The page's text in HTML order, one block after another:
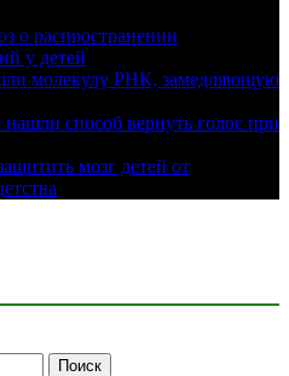
о распространении
у детей
молекулу РНК, замедляющую
способ вернуть голос при
мозг детей от